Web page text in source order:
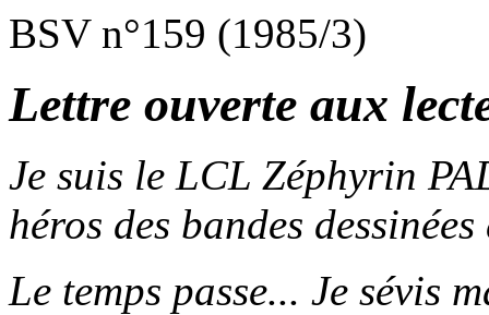
BSV n°159 (1985/3)
Lettre ouverte aux
Je suis le LCL Zéphyrin
héros des bandes
Le temps passe... Je sévis